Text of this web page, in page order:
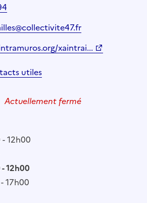
xaintrai...
utiles
Actuellement fermé
12h00
12h00
17h00